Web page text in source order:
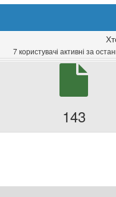
7 користувачі активні за
143